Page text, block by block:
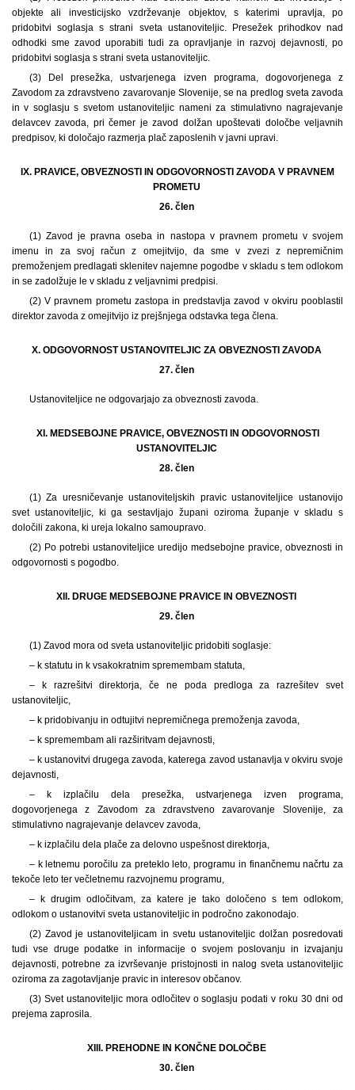
objekte ali investicijsko vzdrževanje objektov, s katerimi upravlja, po
pridobitvi soglasja s strani sveta ustanoviteljic. Presežek prihodkov nad
odhodki sme zavod uporabiti tudi za opravljanje in razvoj dejavnosti, po
pridobitvi soglasja s strani sveta ustanoviteljic.
(3) Del presežka, ustvarjenega izven programa, dogovorjenega z
Zavodom za zdravstveno zavarovanje Slovenije, se na predlog sveta zavoda
in v soglasju s svetom ustanoviteljic nameni za stimulativno nagrajevanje
delavcev zavoda, pri čemer je zavod dolžan upoštevati določbe veljavnih
predpisov, ki določajo razmerja plač zaposlenih v javni upravi.
IX. PRAVICE, OBVEZNOSTI IN ODGOVORNOSTI ZAVODA V PRAVNEM
PROMETU
26. člen
(1) Zavod je pravna oseba in nastopa v pravnem prometu v svojem
imenu in za svoj račun z omejitvijo, da sme v zvezi z nepremičnim
premoženjem predlagati sklenitev najemne pogodbe v skladu s tem odlokom
in se zadolžuje le v skladu z veljavnimi predpisi.
(2) V pravnem prometu zastopa in predstavlja zavod v okviru pooblastil
direktor zavoda z omejitvijo iz prejšnjega odstavka tega člena.
X. ODGOVORNOST USTANOVITELJIC ZA OBVEZNOSTI ZAVODA
27. člen
Ustanoviteljice ne odgovarjajo za obveznosti zavoda.
XI. MEDSEBOJNE PRAVICE, OBVEZNOSTI IN ODGOVORNOSTI
USTANOVITELJIC
28. člen
(1) Za uresničevanje ustanoviteljskih pravic ustanoviteljice ustanovijo
svet ustanoviteljic, ki ga sestavljajo župani oziroma županje v skladu s
določili zakona, ki ureja lokalno samoupravo.
(2) Po potrebi ustanoviteljice uredijo medsebojne pravice, obveznosti in
odgovornosti s pogodbo.
XII. DRUGE MEDSEBOJNE PRAVICE IN OBVEZNOSTI
29. člen
(1) Zavod mora od sveta ustanoviteljic pridobiti soglasje:
– k statutu in k vsakokratnim spremembam statuta,
– k razrešitvi direktorja, če ne poda predloga za razrešitev svet
ustanoviteljic,
– k pridobivanju in odtujitvi nepremičnega premoženja zavoda,
– k spremembam ali razširitvam dejavnosti,
– k ustanovitvi drugega zavoda, katerega zavod ustanavlja v okviru svoje
dejavnosti,
– k izplačilu dela presežka, ustvarjenega izven programa,
dogovorjenega z Zavodom za zdravstveno zavarovanje Slovenije, za
stimulativno nagrajevanje delavcev zavoda,
– k izplačilu dela plače za delovno uspešnost direktorja,
– k letnemu poročilu za preteklo leto, programu in finančnemu načrtu za
tekoče leto ter večletnemu razvojnemu programu,
– k drugim odločitvam, za katere je tako določeno s tem odlokom,
odlokom o ustanovitvi sveta ustanoviteljic in področno zakonodajo.
(2) Zavod je ustanoviteljicam in svetu ustanoviteljic dolžan posredovati
tudi vse druge podatke in informacije o svojem poslovanju in izvajanju
dejavnosti, potrebne za izvrševanje pristojnosti in nalog sveta ustanoviteljic
oziroma za zagotavljanje pravic in interesov občanov.
(3) Svet ustanoviteljic mora odločitev o soglasju podati v roku 30 dni od
prejema zaprosila.
XIII. PREHODNE IN KONČNE DOLOČBE
30. člen